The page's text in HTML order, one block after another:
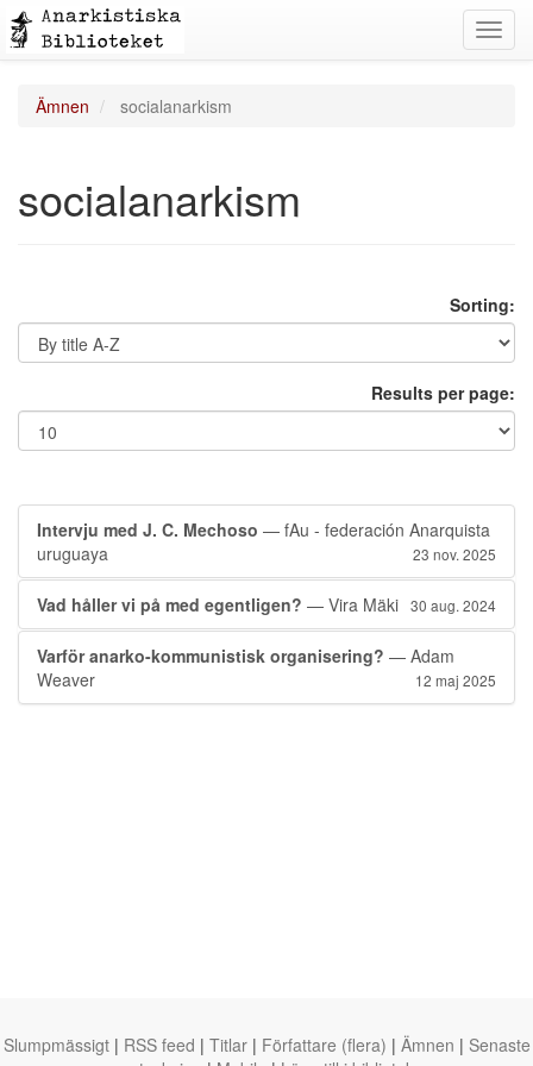
Ämnen socialanarkism
socialanarkism
Sorting:
Results per page:
Intervju med J. C. Mechoso — fAu - federación Anarquista
uruguaya
23 nov. 2025
Vad håller vi på med egentligen? — Vira Mäki 30 aug. 2024
Varför anarko-kommunistisk organisering? — Adam
Weaver
12 maj 2025
Slumpmässigt | RSS feed | Titlar | Författare (flera) | Ämnen | Senaste